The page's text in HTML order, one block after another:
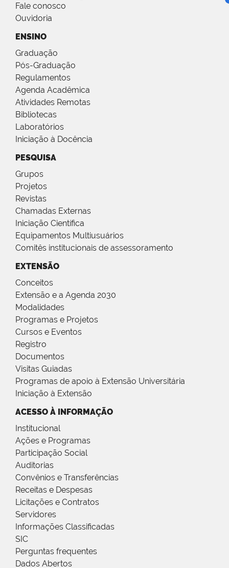
Fale conosco
Ouvidoria
ENSINO
Graduação
Pós-Graduação
Regulamentos
Agenda Acadêmica
Atividades Remotas
Bibliotecas
Laboratórios
Iniciação à Docência
PESQUISA
Grupos
Projetos
Revistas
Chamadas Externas
Iniciação Científica
Equipamentos Multiusuários
Comitês institucionais de assessoramento
EXTENSÃO
Conceitos
Extensão e a Agenda 2030
Modalidades
Programas e Projetos
Cursos e Eventos
Registro
Documentos
Visitas Guiadas
Programas de apoio à Extensão Universitária
Iniciação à Extensão
ACESSO À INFORMAÇÃO
Institucional
Ações e Programas
Participação Social
Auditorias
Convênios e Transferências
Receitas e Despesas
Licitações e Contratos
Servidores
Informações Classificadas
SIC
Perguntas frequentes
Dados Abertos